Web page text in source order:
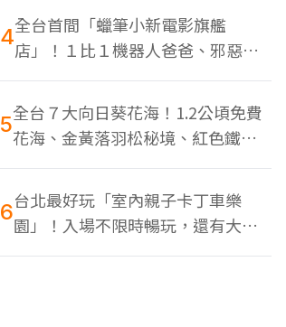
4全台首間「蠟筆小新電影旗艦
店」！１比１機器人爸爸、邪惡正
男，百款周邊買翻
5全台７大向日葵花海！1.2公頃免費
花海、金黃落羽松秘境、紅色鐵橋
同框
6台北最好玩「室內親子卡丁車樂
園」！入場不限時暢玩，還有大螢
幕Switch遊戲區